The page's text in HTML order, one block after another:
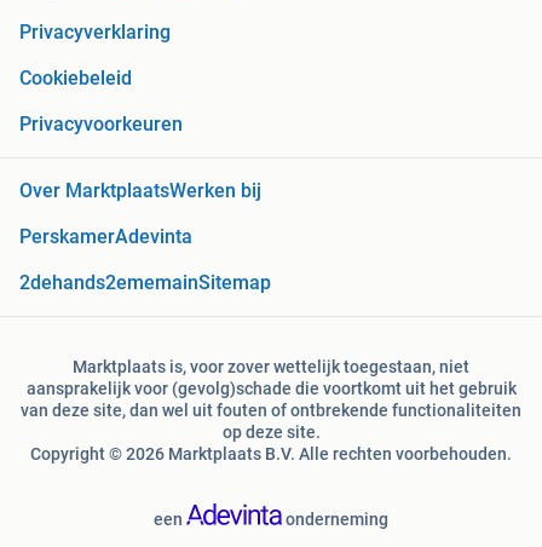
Privacyverklaring
Cookiebeleid
Privacyvoorkeuren
Over MarktplaatsWerken bij
PerskamerAdevinta
2dehands2ememainSitemap
Marktplaats is, voor zover wettelijk toegestaan, niet
aansprakelijk voor (gevolg)schade die voortkomt uit het gebruik
van deze site, dan wel uit fouten of ontbrekende functionaliteiten
op deze site.
Copyright © 2026 Marktplaats B.V. Alle rechten voorbehouden.
een onderneming